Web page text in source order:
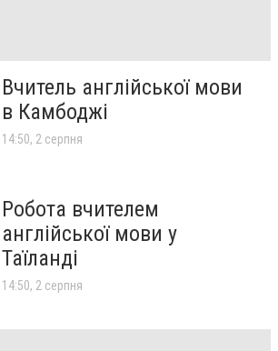
Вчитель англійської мови
в Камбоджі
14:50, 2 серпня
Робота вчителем
англійської мови у
Таїланді
14:50, 2 серпня